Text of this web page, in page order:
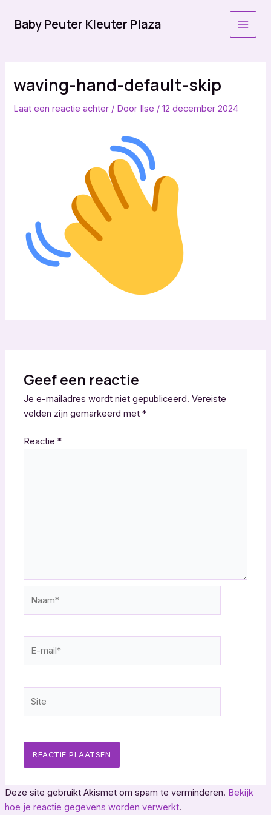
naarBaby Peuter Kleuter Plaza
waving-hand-default-skip
Laat een reactie achter / Door Ilse /12 december 2024
Geef een reactie
Je e-mailadres wordt niet gepubliceerd. Vereiste
velden zijn gemarkeerd met*
Reactie*
mail*
Deze site gebruikt Akismet om spam te verminderen. Bekijk
hoe je reactie gegevens worden verwerkt.